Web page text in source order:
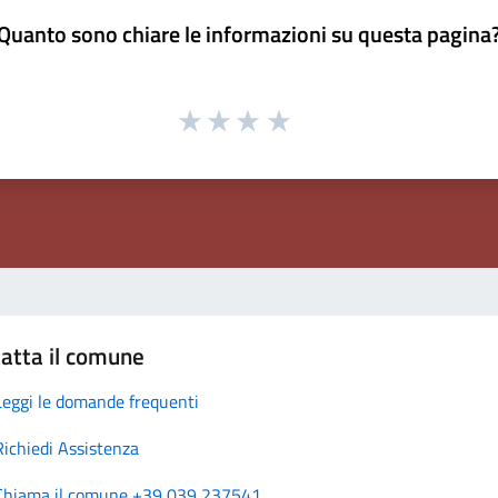
sono chiare le informazioni su questa
il comune
le domande frequenti
Assistenza